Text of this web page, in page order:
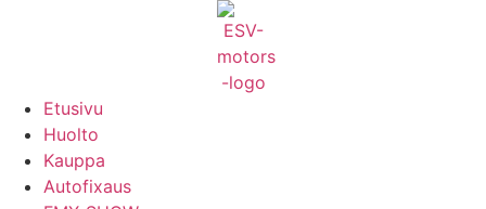
Etusivu
Huolto
Kauppa
Autofixaus